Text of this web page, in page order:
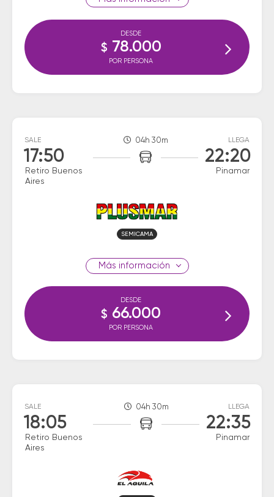
DESDE
$ 78.000
POR PERSONA
SALE
17:50
Retiro Buenos
Aires
04h 30m LLEGA
22:20
Pinamar
SEMICAMA
información
DESDE
$ 66.000
POR PERSONA
SALE
18:05
Retiro Buenos
Aires
04h 30m LLEGA
22:35
Pinamar